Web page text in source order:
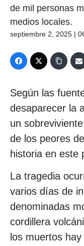
de mil personas
medios locales.
septiembre 2, 2025 |
Según las
desaparecer la
un
de los peores
historia en este
La tragedia
varios días de
denominadas
cordillera
los muertos